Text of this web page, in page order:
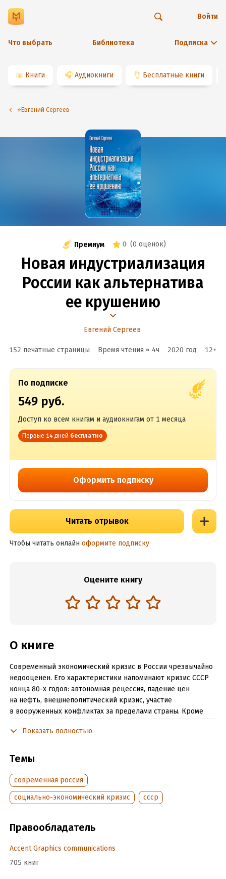
Что выбрать Библиотека Подписка
Войти
📖 Книги 🎧 Аудиокниги 👌 Бесплатные книги
⭐️Евгений Сергеев
Премиум 0 (0 оценок)
Новая индустриализация
России как альтернатива
ее крушению
Евгений Сергеев
152 печатные страницы Время чтения ≈ 4ч 2020 год 12+
По подписке
549 руб.
Доступ ко всем книгам и аудиокнигам от 1 месяца
Первые 14 дней бесплатно
Оформить подписку
Читать отрывок
Чтобы читать онлайн оформите подписку
Оцените книгу
О книге
Современный экономический кризис в России чрезвычайно
недооценен. Его характеристики напоминают кризис СССР
конца 80-х годов: автономная рецессия, падение цен
на нефть, внешнеполитический кризис, участие
в вооруженных конфликтах за пределами страны. Кроме
своей промышленности, иными словами –
и территориальной целостности страны.
Книга будет полезна для всех, кто интересуется методикой
преодоления системного социально-экономического
кризиса. Выводы о необходимости новой индустриализации,
Подробная информация
Дата написания:
Показать полностью
Темы
современная россия
социально-экономический кризис
ссср
Правообладатель
Accent Graphics communications
705 книг